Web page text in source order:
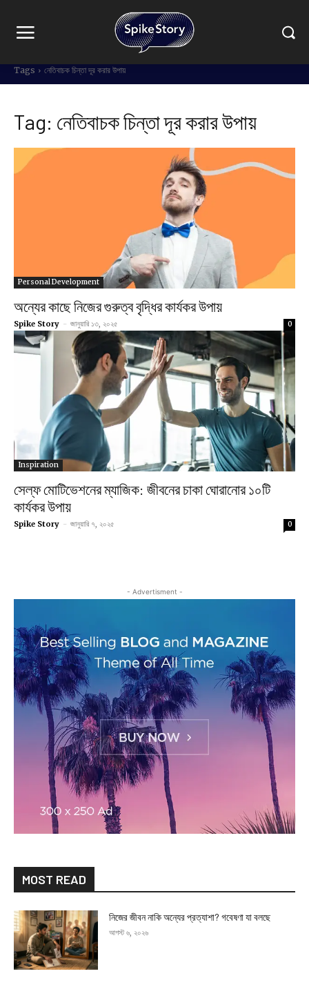
Tags নেতিবাচক চিন্তা দূর করার উপায়
Tag: নেতিবাচক চিন্তা দূর করার উপায়
Personal Development
অন্যের কাছে নিজের গুরুত্ব বৃদ্ধির কার্যকর উপায়
Spike Story - জানুয়ারি ১৩, ২০২৫ 0
Inspiration
সেল্ফ মোটিভেশনের ম্যাজিক: জীবনের চাকা ঘোরানোর ১০টি
কার্যকর উপায়
Spike Story - জানুয়ারি ৭, ২০২৫ 0
- Advertisment -
MOST READ
নিজের জীবন নাকি অন্যের প্রত্যাশা? গবেষণা যা বলছে
আগস্ট ৬, ২০২৬